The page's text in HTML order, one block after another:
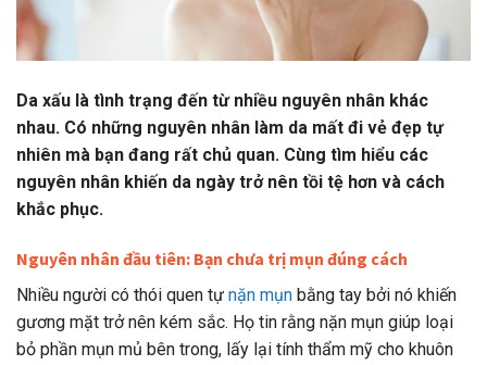
Da xấu là tình trạng đến từ nhiều nguyên nhân khác
nhau. Có những nguyên nhân làm da mất đi vẻ đẹp tự
nhiên mà bạn đang rất chủ quan. Cùng tìm hiểu các
nguyên nhân khiến da ngày trở nên tồi tệ hơn và cách
khắc phục.
Nguyên nhân đầu tiên: Bạn chưa trị mụn đúng cách
Nhiều người có thói quen tự nặn mụn bằng tay bởi nó khiến
gương mặt trở nên kém sắc. Họ tin rằng nặn mụn giúp loại
bỏ phần mụn mủ bên trong, lấy lại tính thẩm mỹ cho khuôn